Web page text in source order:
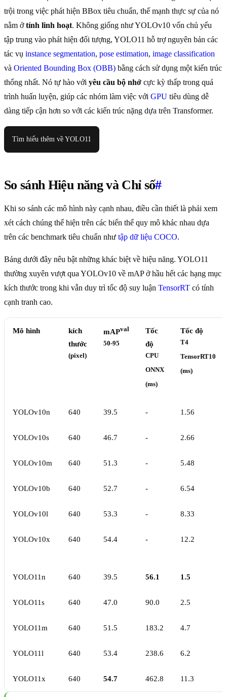
trội trong việc phát hiện BBox tiêu chuẩn, thế mạnh thực sự của nó
nằm ởtính linh hoạt. Không giống như YOLOv10 vốn chủ yếu
tập trung vào phát hiện đối tượng, YOLO11 hỗ trợ nguyên bản các
tác vụ instance segmentation, pose estimation, image classification
và Oriented Bounding Box (OBB) bằng cách sử dụng một kiến trúc
thống nhất. Nó tự hào với yêu cầu bộ nhớ cực kỳ thấp trong quá
trình huấn luyện, giúp các nhóm làm việc với GPU tiêu dùng dễ
dàng tiếp cận hơn so với các kiến trúc nặng dựa trên Transformer.
Tìm hiểu thêm về YOLO11
So sánh Hiệu năng và Chỉ số#
Khi so sánh các mô hình này cạnh nhau, điều cần thiết là phải xem
xét cách chúng thể hiện trên các biến thể quy mô khác nhau dựa
trên các benchmark tiêu chuẩn như tập dữ liệu COCO.
Bảng dưới đây nêu bật những khác biệt về hiệu năng. YOLO11
thường xuyên vượt qua YOLOv10 về mAP ở hầu hết các hạng mục
kích thước trong khi vẫn duy trì tốc độ suy luận TensorRT có tính
cạnh tranh cao.
Mô hình
kích
thước
(pixel)
mAPval
50-95
Tốc
độ
CPU
ONNX
(ms)
Tốc độ
T4
TensorRT10
(ms)
YOLOv10n 640 39.5 - 1.56
YOLOv10s 640 46.7 - 2.66
YOLOv10m 640 51.3 - 5.48
YOLOv10b 640 52.7 - 6.54
YOLOv10l 640 53.3 - 8.33
YOLOv10x 640 54.4 - 12.2
YOLO11n 640 39.5 56.1 1.5
YOLO11s 640 47.0 90.0 2.5
YOLO11m 640 51.5 183.2 4.7
YOLO11l 640 53.4 238.6 6.2
YOLO11x 640 54.7 462.8 11.3